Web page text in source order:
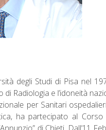
degli Studi di Pisa nel
Radiologia e l’idoneità
per Sanitari
ha partecipato al